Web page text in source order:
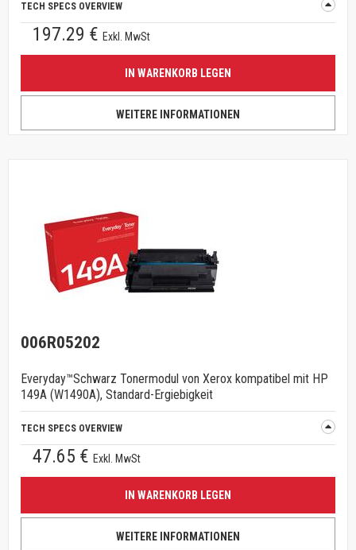
TECH SPECS OVERVIEW
197.29 € Exkl. MwSt
IN WARENKORB LEGEN
WEITERE INFORMATIONEN
006R05202
Everyday™Schwarz Tonermodul von Xerox kompatibel mit HP
149A (W1490A), Standard-Ergiebigkeit
TECH SPECS OVERVIEW
47.65 € Exkl. MwSt
IN WARENKORB LEGEN
WEITERE INFORMATIONEN